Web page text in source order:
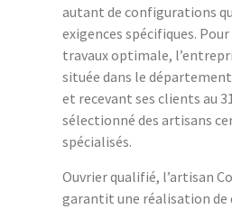
autant de configurations
exigences spécifiques.
travaux optimale,
située dans le
et recevant ses clients au
sélectionné des artisans
spécialisés.
Ouvrier qualifié, l’artisan
garantit une réalisation de